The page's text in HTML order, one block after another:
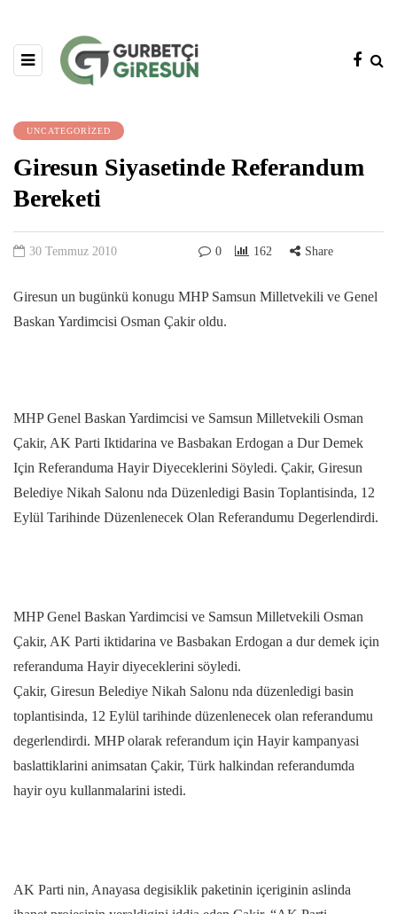
UNCATEGORIZED
Giresun Siyasetinde Referandum
Bereketi
30 Temmuz 2010 0 162 Share
Giresun un bugünkü konugu MHP Samsun Milletvekili ve Genel
Baskan Yardimcisi Osman Çakir oldu.
MHP Genel Baskan Yardimcisi ve Samsun Milletvekili Osman
Çakir, AK Parti Iktidarina ve Basbakan Erdogan a Dur Demek
Için Referanduma Hayir Diyeceklerini Söyledi. Çakir, Giresun
Belediye Nikah Salonu nda Düzenledigi Basin Toplantisinda, 12
Eylül Tarihinde Düzenlenecek Olan Referandumu Degerlendirdi.
MHP Genel Baskan Yardimcisi ve Samsun Milletvekili Osman
Çakir, AK Parti iktidarina ve Basbakan Erdogan a dur demek için
referanduma Hayir diyeceklerini söyledi.
Çakir, Giresun Belediye Nikah Salonu nda düzenledigi basin
toplantisinda, 12 Eylül tarihinde düzenlenecek olan referandumu
degerlendirdi. MHP olarak referandum için Hayir kampanyasi
baslattiklarini animsatan Çakir, Türk halkindan referandumda
hayir oyu kullanmalarini istedi.
AK Parti nin, Anayasa degisiklik paketinin içeriginin aslinda